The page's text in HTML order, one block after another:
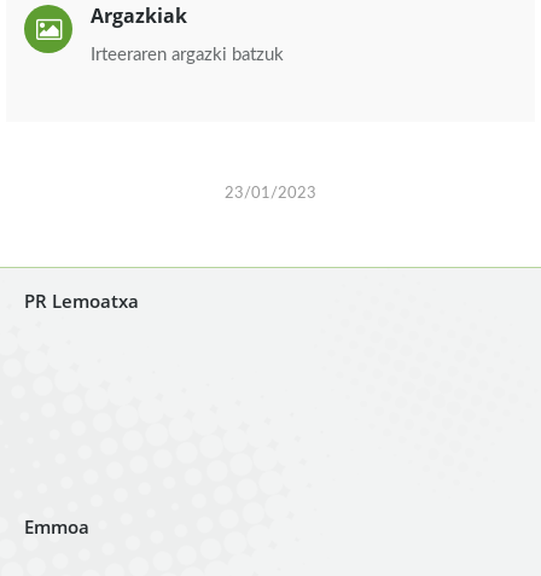
Argazkiak
Irteeraren argazki batzuk
23/01/2023
PR Lemoatxa
Emmoa